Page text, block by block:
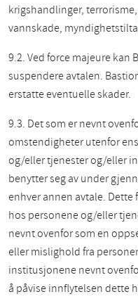
krigshandlinger,
vannskade,
9.2. Ved force majeure kan
suspendere avtalen.
erstatte eventuelle skader.
9.3. Det som er nevnt
omstendigheter utenfor
og/eller tjenester og/eller
benytter seg av under
enhver annen avtale.
hos personene og/eller
nevnt ovenfor som en
eller mislighold fra
institusjonene nevnt
å påvise innflytelsen dette